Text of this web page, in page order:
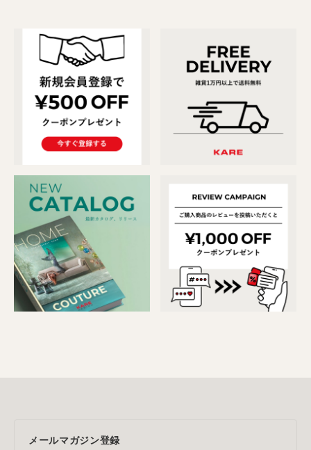
メールマガジン登録